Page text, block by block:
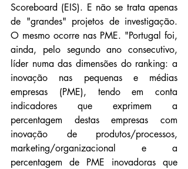
Scoreboard (EIS). E não se trata apenas
de "grandes" projetos de investigação.
O mesmo ocorre nas PME. "Portugal foi,
ainda, pelo segundo ano consecutivo,
líder numa das dimensões do ranking: a
inovação nas pequenas e médias
empresas (PME), tendo em conta
indicadores que exprimem a
percentagem destas empresas com
inovação de produtos/processos,
marketing/organizacional e a
percentagem de PME inovadoras que